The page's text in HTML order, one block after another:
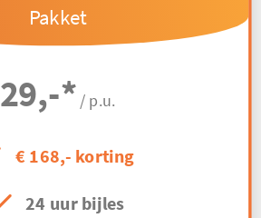
Pakket
29,-* / p.u.
€ 168,- korting
24 uur bijles